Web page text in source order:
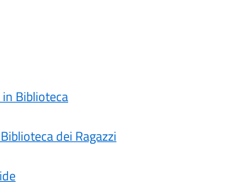
Biblioteca
dei Ragazzi